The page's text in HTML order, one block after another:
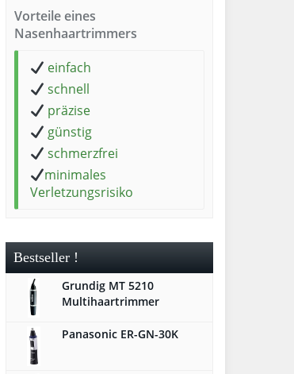
Vorteile eines
Nasenhaartrimmers
einfach
schnell
präzise
günstig
schmerzfrei
minimales
Verletzungsrisiko
Bestseller !
Grundig MT 5210
Multihaartrimmer
Panasonic ER-GN-30K